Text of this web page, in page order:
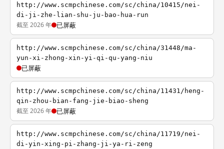
http://www.scmpchinese.com/sc/china/10415/nei-
di-ji-zhe-lian-shu-ju-bao-hua-run
截至 2026 年 已屏蔽
http://www.scmpchinese.com/sc/china/31448/ma-
yun-xi-zhong-xin-yi-qi-qu-yang-niu
已屏蔽
http://www.scmpchinese.com/sc/china/11431/heng-
qin-zhou-bian-fang-jie-biao-sheng
截至 2026 年 已屏蔽
http://www.scmpchinese.com/sc/china/11719/nei-
di-yin-xing-pi-zhang-ji-ya-ri-zeng